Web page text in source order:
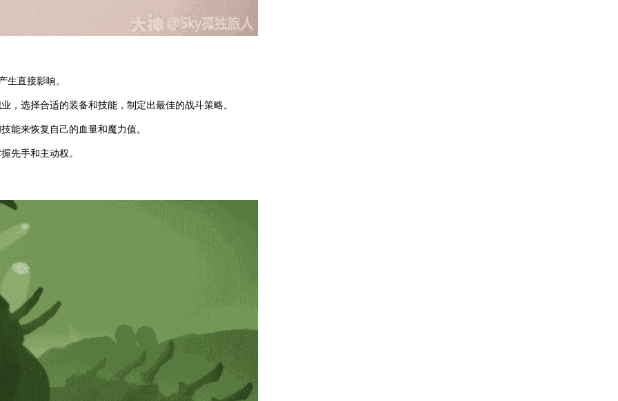
生直接影响。
，选择合适的装备和技能，制定出最佳的战斗策略。
能来恢复自己的血量和魔力值。
先手和主动权。